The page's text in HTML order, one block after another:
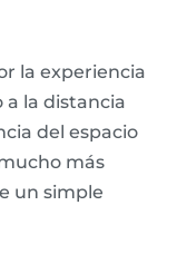
la experiencia
la distancia
del espacio
más
un simple